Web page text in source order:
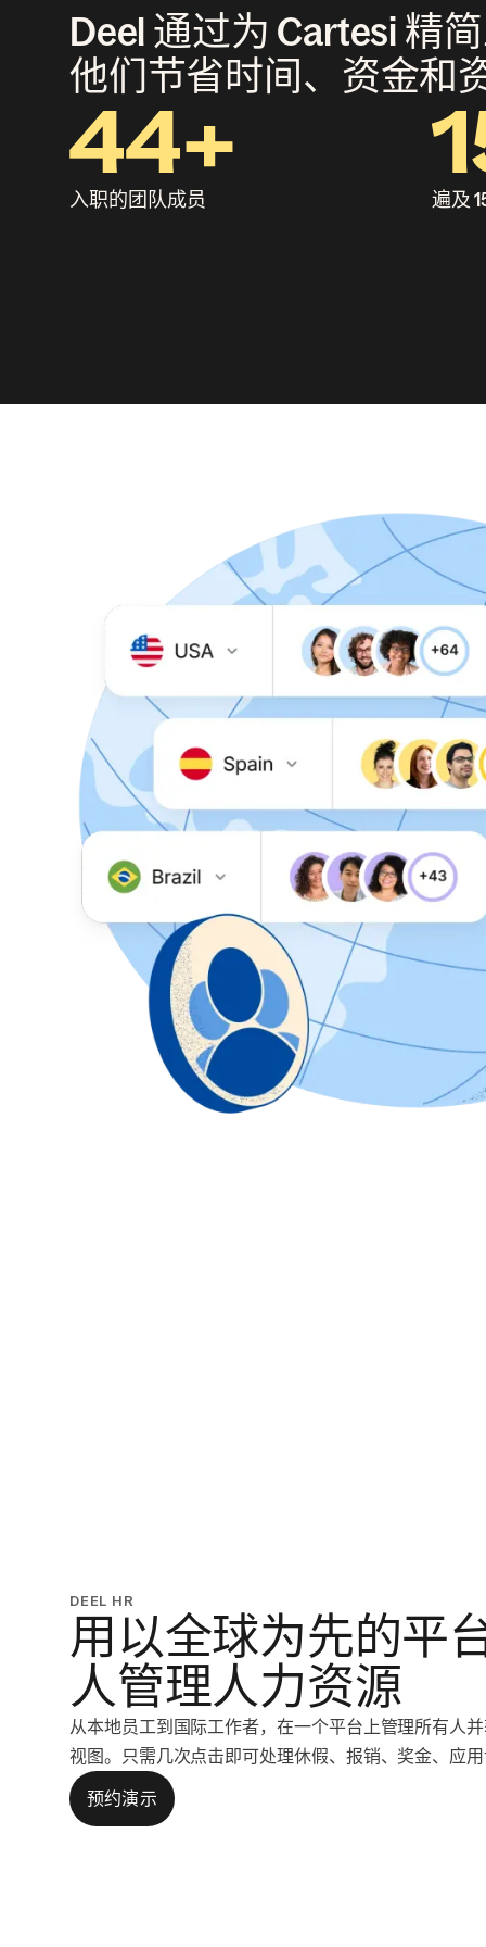
Deel 通过为 Cartesi 精
他们节省时间、资金和
44+
入职的团队成员 遍及
DEEL HR
用以全球为先的平
人管理人力资源
从本地员工到国际工作者，在一个平台上管理所有人
视图。只需几次点击即可处理休假、报销、奖金、应
预约演示